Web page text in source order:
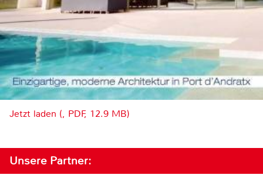
Jetzt laden (, PDF, 12.9 MB)
Unsere Partner: